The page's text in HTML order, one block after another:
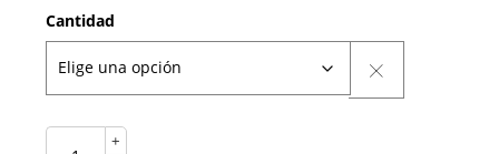
Cantidad
+